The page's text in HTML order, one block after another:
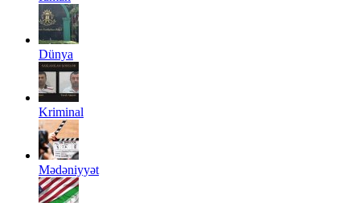
Dünya
Kriminal
Mədəniyyət